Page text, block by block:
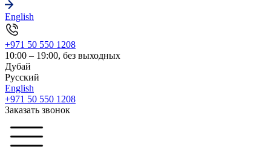
English
+971 50 550 1208
10:00 – 19:00, без выходных
Дубай
Русский
English
+971 50 550 1208
Заказать звонок